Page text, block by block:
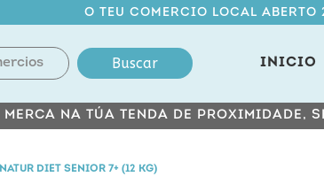
O TEU COMERCIO LOCAL ABERTO
Buscar INICIO
MERCA NA TÚA TENDA DE PROXIMIDADE,
NATUR DIET SENIOR 7+ (12 KG)